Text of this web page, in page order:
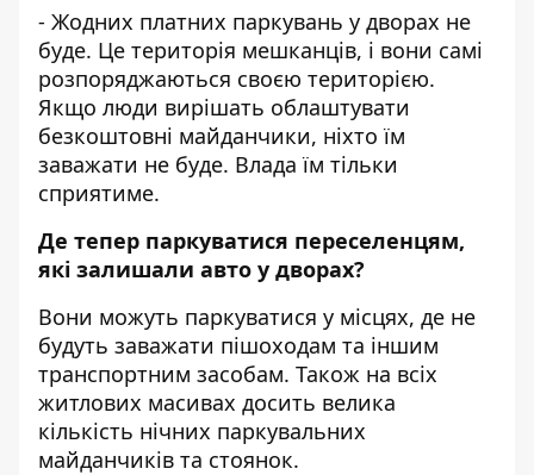
- Жодних платних паркувань у дворах не
буде. Це територія мешканців, і вони самі
розпоряджаються своєю територією.
Якщо люди вирішать облаштувати
безкоштовні майданчики, ніхто їм
заважати не буде. Влада їм тільки
сприятиме.
Де тепер паркуватися переселенцям,
які залишали авто у дворах?
Вони можуть паркуватися у місцях, де не
будуть заважати пішоходам та іншим
транспортним засобам. Також на всіх
житлових масивах досить велика
кількість нічних паркувальних
майданчиків та стоянок.